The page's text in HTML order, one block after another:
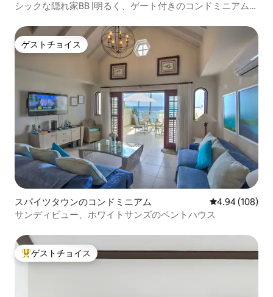
シックな隠れ家BB |明るく、ゲート付きのコンドミニアム
ゲストチョイス
ゲストチョイス
スパイツタウンのコンドミニアム レビュー108
4.94 (108)
サンディビュー、ホワイトサンズのペントハウス
大好評のゲストチョイスです。
ゲストチョイス